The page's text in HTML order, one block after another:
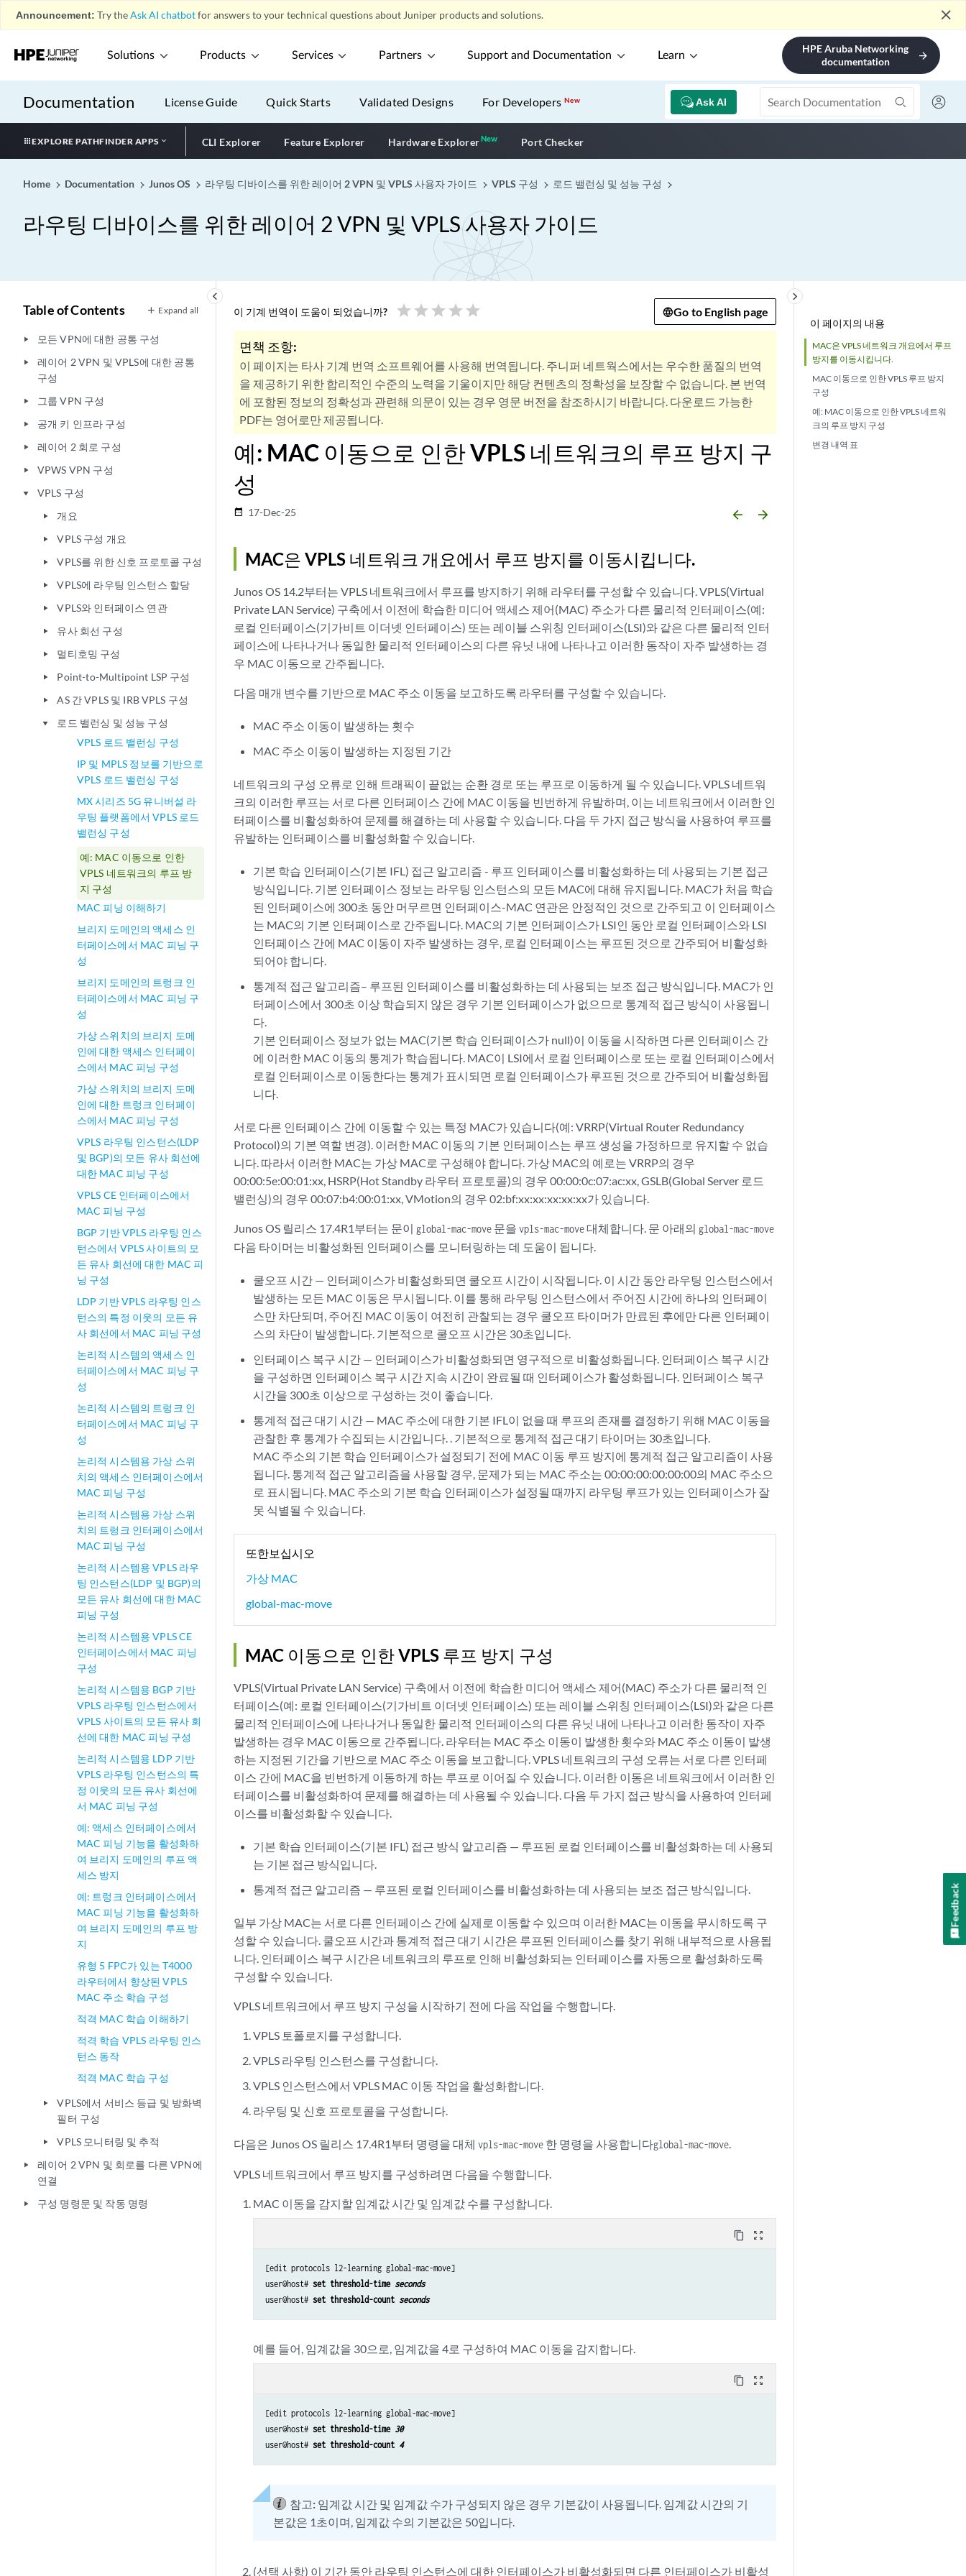
Announcement: Try theAsk AI chatbotfor answers to your technical questions about Juniper products and solutions. close
Solutions Products Services Partners Support and Documentation Learn
HPE Aruba Networking
documentation
arrow_forward
Documentation Ask AI
License Guide Quick Starts Validated Designs For DevelopersNew
EXPLORE PATHFINDER APPS CLI Explorer Feature Explorer Hardware ExplorerNewNew application
Port Checker
Home Documentation Junos OS 라우팅 디바이스를 위한 레이어 2 VPN 및 VPLS 사용자 가이드 VPLS 구성 로드 밸런싱 및 성능 구성
라우팅 디바이스를 위한 레이어 2 VPN 및 VPLS 사용자 가이드
keyboard_arrow_left
Table of Contents Expand all
play_arrow 모든 VPN에 대한 공통 구성
play_arrow
레이어 2 VPN 및 VPLS에 대한 공통
구성
play_arrow 그룹 VPN 구성
play_arrow 공개 키 인프라 구성
play_arrow 레이어 2 회로 구성
play_arrow VPWS VPN 구성
play_arrow VPLS 구성
play_arrow 개요
play_arrow VPLS 구성 개요
play_arrow VPLS를 위한 신호 프로토콜 구성
play_arrow VPLS에 라우팅 인스턴스 할당
play_arrow VPLS와 인터페이스 연관
play_arrow 유사 회선 구성
play_arrow 멀티호밍 구성
play_arrow Point-to-Multipoint LSP 구성
play_arrow AS 간 VPLS 및 IRB VPLS 구성
play_arrow
로드 밸런싱 및 성능 구성
VPLS 로드 밸런싱 구성
IP 및 MPLS 정보를 기반으로
VPLS 로드 밸런싱 구성
MX 시리즈 5G 유니버설 라
우팅 플랫폼에서 VPLS 로드
밸런싱 구성
예: MAC 이동으로 인한
VPLS 네트워크의 루프 방
지 구성
MAC 피닝 이해하기
브리지 도메인의 액세스 인
터페이스에서 MAC 피닝 구
성
브리지 도메인의 트렁크 인
터페이스에서 MAC 피닝 구
성
가상 스위치의 브리지 도메
인에 대한 액세스 인터페이
스에서 MAC 피닝 구성
가상 스위치의 브리지 도메
인에 대한 트렁크 인터페이
스에서 MAC 피닝 구성
VPLS 라우팅 인스턴스(LDP
및 BGP)의 모든 유사 회선에
대한 MAC 피닝 구성
VPLS CE 인터페이스에서
MAC 피닝 구성
BGP 기반 VPLS 라우팅 인스
턴스에서 VPLS 사이트의 모
든 유사 회선에 대한 MAC 피
닝 구성
LDP 기반 VPLS 라우팅 인스
턴스의 특정 이웃의 모든 유
사 회선에서 MAC 피닝 구성
논리적 시스템의 액세스 인
터페이스에서 MAC 피닝 구
성
논리적 시스템의 트렁크 인
터페이스에서 MAC 피닝 구
성
논리적 시스템용 가상 스위
치의 액세스 인터페이스에서
MAC 피닝 구성
논리적 시스템용 가상 스위
치의 트렁크 인터페이스에서
MAC 피닝 구성
논리적 시스템용 VPLS 라우
팅 인스턴스(LDP 및 BGP)의
모든 유사 회선에 대한 MAC
피닝 구성
논리적 시스템용 VPLS CE
인터페이스에서 MAC 피닝
구성
논리적 시스템용 BGP 기반
VPLS 라우팅 인스턴스에서
VPLS 사이트의 모든 유사 회
선에 대한 MAC 피닝 구성
논리적 시스템용 LDP 기반
VPLS 라우팅 인스턴스의 특
정 이웃의 모든 유사 회선에
서 MAC 피닝 구성
예: 액세스 인터페이스에서
MAC 피닝 기능을 활성화하
여 브리지 도메인의 루프 액
세스 방지
예: 트렁크 인터페이스에서
MAC 피닝 기능을 활성화하
여 브리지 도메인의 루프 방
지
유형 5 FPC가 있는 T4000
라우터에서 향상된 VPLS
MAC 주소 학습 구성
적격 MAC 학습 이해하기
적격 학습 VPLS 라우팅 인스
턴스 동작
적격 MAC 학습 구성
play_arrow
VPLS에서 서비스 등급 및 방화벽
필터 구성
play_arrow VPLS 모니터링 및 추적
play_arrow
레이어 2 VPN 및 회로를 다른 VPN에
연결
play_arrow 구성 명령문 및 작동 명령
이 페이지의 내용
MAC은 VPLS 네트워크 개요에서 루프
방지를 이동시킵니다.
MAC 이동으로 인한 VPLS 루프 방지
구성
예: MAC 이동으로 인한 VPLS 네트워
크의 루프 방지 구성
변경 내역 표
keyboard_arrow_right
이 기계 번역이 도움이 되었습니까? star star star star star Go to English page
면책 조항:
이 페이지는 타사 기계 번역 소프트웨어를 사용해 번역됩니다. 주니퍼 네트웍스에서는 우수한 품질의 번역
을 제공하기 위한 합리적인 수준의 노력을 기울이지만 해당 컨텐츠의 정확성을 보장할 수 없습니다. 본 번역
에 포함된 정보의 정확성과 관련해 의문이 있는 경우 영문 버전을 참조하시기 바랍니다. 다운로드 가능한
PDF는 영어로만 제공됩니다.
예: MAC 이동으로 인한 VPLS 네트워크의 루프 방지 구
성
date_range 17-Dec-25 arrow_backward arrow_forward
MAC은 VPLS 네트워크 개요에서 루프 방지를 이동시킵니다.
Junos OS 14.2부터는 VPLS 네트워크에서 루프를 방지하기 위해 라우터를 구성할 수 있습니다. VPLS(Virtual
Private LAN Service) 구축에서 이전에 학습한 미디어 액세스 제어(MAC) 주소가 다른 물리적 인터페이스(예:
로컬 인터페이스(기가비트 이더넷 인터페이스) 또는 레이블 스위칭 인터페이스(LSI)와 같은 다른 물리적 인터
페이스에 나타나거나 동일한 물리적 인터페이스의 다른 유닛 내에 나타나고 이러한 동작이 자주 발생하는 경
우 MAC 이동으로 간주됩니다.
다음 매개 변수를 기반으로 MAC 주소 이동을 보고하도록 라우터를 구성할 수 있습니다.
MAC 주소 이동이 발생하는 횟수
MAC 주소 이동이 발생하는 지정된 기간
네트워크의 구성 오류로 인해 트래픽이 끝없는 순환 경로 또는 루프로 이동하게 될 수 있습니다. VPLS 네트워
크의 이러한 루프는 서로 다른 인터페이스 간에 MAC 이동을 빈번하게 유발하며, 이는 네트워크에서 이러한 인
터페이스를 비활성화하여 문제를 해결하는 데 사용할 수 있습니다. 다음 두 가지 접근 방식을 사용하여 루프를
유발하는 인터페이스를 비활성화할 수 있습니다.
기본 학습 인터페이스(기본 IFL) 접근 알고리즘 - 루프 인터페이스를 비활성화하는 데 사용되는 기본 접근
방식입니다. 기본 인터페이스 정보는 라우팅 인스턴스의 모든 MAC에 대해 유지됩니다. MAC가 처음 학습
된 인터페이스에 300초 동안 머무르면 인터페이스-MAC 연관은 안정적인 것으로 간주되고 이 인터페이스
는 MAC의 기본 인터페이스로 간주됩니다. MAC의 기본 인터페이스가 LSI인 동안 로컬 인터페이스와 LSI
인터페이스 간에 MAC 이동이 자주 발생하는 경우, 로컬 인터페이스는 루프된 것으로 간주되어 비활성화
되어야 합니다.
통계적 접근 알고리즘– 루프된 인터페이스를 비활성화하는 데 사용되는 보조 접근 방식입니다. MAC가 인
터페이스에서 300초 이상 학습되지 않은 경우 기본 인터페이스가 없으므로 통계적 접근 방식이 사용됩니
다.
기본 인터페이스 정보가 없는 MAC(기본 학습 인터페이스가 null)이 이동을 시작하면 다른 인터페이스 간
에 이러한 MAC 이동의 통계가 학습됩니다. MAC이 LSI에서 로컬 인터페이스로 또는 로컬 인터페이스에서
로컬 인터페이스로 이동한다는 통계가 표시되면 로컬 인터페이스가 루프된 것으로 간주되어 비활성화됩
니다.
서로 다른 인터페이스 간에 이동할 수 있는 특정 MAC가 있습니다(예: VRRP(Virtual Router Redundancy
Protocol)의 기본 역할 변경). 이러한 MAC 이동의 기본 인터페이스는 루프 생성을 가정하므로 유지할 수 없습
니다. 따라서 이러한 MAC는 가상 MAC로 구성해야 합니다. 가상 MAC의 예로는 VRRP의 경우
00:00:5e:00:01:xx, HSRP(Hot Standby 라우터 프로토콜)의 경우 00:00:0c:07:ac:xx, GSLB(Global Server 로드
밸런싱)의 경우 00:07:b4:00:01:xx, VMotion의 경우 02:bf:xx:xx:xx:xx:xx가 있습니다.
Junos OS 릴리스 17.4R1부터는 문이 global-mac-move 문을 vpls-mac-move대체합니다. 문 아래의 global-mac-move
다음 타이머는 비활성화된 인터페이스를 모니터링하는 데 도움이 됩니다.
쿨오프 시간 — 인터페이스가 비활성화되면 쿨오프 시간이 시작됩니다. 이 시간 동안 라우팅 인스턴스에서
발생하는 모든 MAC 이동은 무시됩니다. 이를 통해 라우팅 인스턴스에서 주어진 시간에 하나의 인터페이
스만 차단되며, 주어진 MAC 이동이 여전히 관찰되는 경우 쿨오프 타이머가 만료된 후에만 다른 인터페이
스의 차단이 발생합니다. 기본적으로 쿨오프 시간은 30초입니다.
인터페이스 복구 시간 — 인터페이스가 비활성화되면 영구적으로 비활성화됩니다. 인터페이스 복구 시간
을 구성하면 인터페이스 복구 시간 지속 시간이 완료될 때 인터페이스가 활성화됩니다. 인터페이스 복구
시간을 300초 이상으로 구성하는 것이 좋습니다.
통계적 접근 대기 시간 — MAC 주소에 대한 기본 IFL이 없을 때 루프의 존재를 결정하기 위해 MAC 이동을
관찰한 후 통계가 수집되는 시간입니다. . 기본적으로 통계적 접근 대기 타이머는 30초입니다.
MAC 주소의 기본 학습 인터페이스가 설정되기 전에 MAC 이동 루프 방지에 통계적 접근 알고리즘이 사용
됩니다. 통계적 접근 알고리즘을 사용할 경우, 문제가 되는 MAC 주소는 00:00:00:00:00:00의 MAC 주소으
로 표시됩니다. MAC 주소의 기본 학습 인터페이스가 설정될 때까지 라우팅 루프가 있는 인터페이스가 잘
못 식별될 수 있습니다.
또한보십시오
가상 MAC
global-mac-move
MAC 이동으로 인한 VPLS 루프 방지 구성
VPLS(Virtual Private LAN Service) 구축에서 이전에 학습한 미디어 액세스 제어(MAC) 주소가 다른 물리적 인
터페이스(예: 로컬 인터페이스(기가비트 이더넷 인터페이스) 또는 레이블 스위칭 인터페이스(LSI)와 같은 다른
물리적 인터페이스에 나타나거나 동일한 물리적 인터페이스의 다른 유닛 내에 나타나고 이러한 동작이 자주
발생하는 경우 MAC 이동으로 간주됩니다. 라우터는 MAC 주소 이동이 발생한 횟수와 MAC 주소 이동이 발생
하는 지정된 기간을 기반으로 MAC 주소 이동을 보고합니다. VPLS 네트워크의 구성 오류는 서로 다른 인터페
이스 간에 MAC을 빈번하게 이동하게 하는 루프로 이어질 수 있습니다. 이러한 이동은 네트워크에서 이러한 인
터페이스를 비활성화하여 문제를 해결하는 데 사용될 수 있습니다. 다음 두 가지 접근 방식을 사용하여 인터페
이스를 비활성화할 수 있습니다.
기본 학습 인터페이스(기본 IFL) 접근 방식 알고리즘 — 루프된 로컬 인터페이스를 비활성화하는 데 사용되
는 기본 접근 방식입니다.
통계적 접근 알고리즘 — 루프된 로컬 인터페이스를 비활성화하는 데 사용되는 보조 접근 방식입니다.
일부 가상 MAC는 서로 다른 인터페이스 간에 실제로 이동할 수 있으며 이러한 MAC는 이동을 무시하도록 구
성할 수 있습니다. 쿨오프 시간과 통계적 접근 대기 시간은 루프된 인터페이스를 찾기 위해 내부적으로 사용됩
니다. 인터페이스 복구 시간은 네트워크의 루프로 인해 비활성화되는 인터페이스를 자동으로 활성화하도록
구성할 수 있습니다.
VPLS 네트워크에서 루프 방지 구성을 시작하기 전에 다음 작업을 수행합니다.
VPLS 토폴로지를 구성합니다.
VPLS 라우팅 인스턴스를 구성합니다.
VPLS 인스턴스에서 VPLS MAC 이동 작업을 활성화합니다.
라우팅 및 신호 프로토콜을 구성합니다.
다음은 Junos OS 릴리스 17.4R1부터 명령을 대체 vpls-mac-move 한 명령을 사용합니다global-mac-move
VPLS 네트워크에서 루프 방지를 구성하려면 다음을 수행합니다.
MAC 이동을 감지할 임계값 시간 및 임계값 수를 구성합니다.
content_copy zoom_out_map
[edit protocols l2-learning global-mac-move]
user@host# set threshold-time seconds
user@host# set threshold-count seconds
예를 들어, 임계값을 30으로, 임계값을 4로 구성하여 MAC 이동을 감지합니다.
content_copy zoom_out_map
[edit protocols l2-learning global-mac-move]
user@host# set threshold-time 30
user@host# set threshold-count 4
참고: 임계값 시간 및 임계값 수가 구성되지 않은 경우 기본값이 사용됩니다. 임계값 시간의 기
본값은 1초이며, 임계값 수의 기본값은 50입니다.
(선택 사항) 이 기간 동안 라우팅 인스턴스에 대한 인터페이스가 비활성화되면 다른 인터페이스가 비활성
Feedback